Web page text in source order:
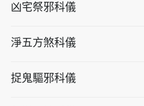
凶宅祭邪科儀
淨五方煞科儀
捉鬼驅邪科儀